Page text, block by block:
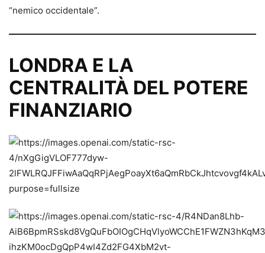
“nemico occidentale”.
LONDRA E LA
CENTRALITÀ DEL POTERE
FINANZIARIO